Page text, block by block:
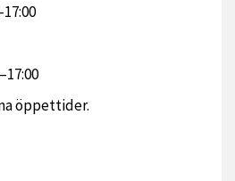
öppettider.